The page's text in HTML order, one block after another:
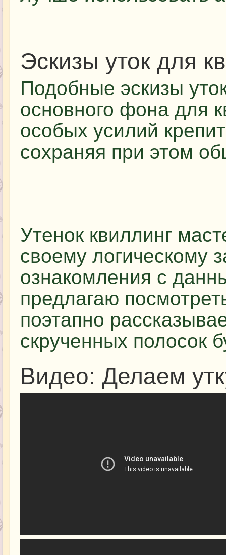
Эскизы уток для
Подобные эскизы
основного фона для
особых усилий
сохраняя при этом
Утенок квиллинг
своему логическому
ознакомления с
предлагаю
поэтапно
скрученных полосок
Видео: Делаем